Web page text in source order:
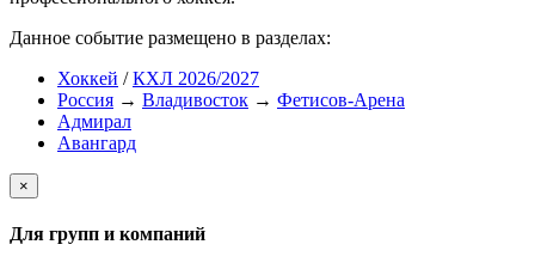
Данное событие размещено в разделах:
Хоккей /КХЛ 2026/2027
Россия → Владивосток → Фетисов-Арена
Адмирал
Авангард
×
Для групп и компаний